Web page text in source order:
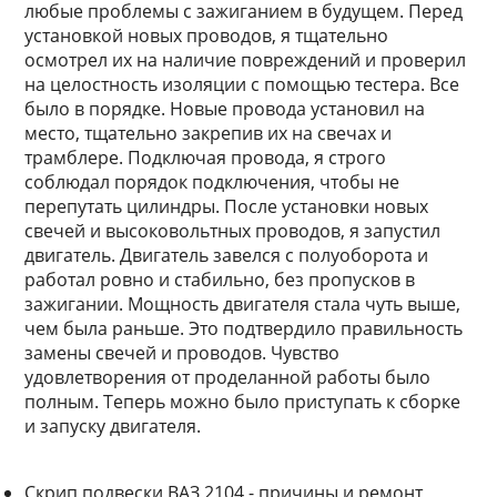
любые проблемы с зажиганием в будущем. Перед
установкой новых проводов, я тщательно
осмотрел их на наличие повреждений и проверил
на целостность изоляции с помощью тестера. Все
было в порядке. Новые провода установил на
место, тщательно закрепив их на свечах и
трамблере. Подключая провода, я строго
соблюдал порядок подключения, чтобы не
перепутать цилиндры. После установки новых
свечей и высоковольтных проводов, я запустил
двигатель. Двигатель завелся с полуоборота и
работал ровно и стабильно, без пропусков в
зажигании. Мощность двигателя стала чуть выше,
чем была раньше. Это подтвердило правильность
замены свечей и проводов. Чувство
удовлетворения от проделанной работы было
полным. Теперь можно было приступать к сборке
и запуску двигателя.